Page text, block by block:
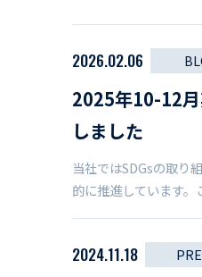
2026.02.06
2025年10-12
しました
当社ではSDGsの取り
的に推進しています
2024.11.18